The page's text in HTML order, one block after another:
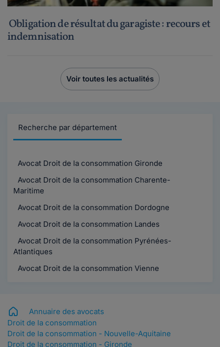
Obligation de résultat du garagiste : recours et
indemnisation
Voir toutes les actualités
Recherche par département
Avocat Droit de la consommation Gironde
Avocat Droit de la consommation Charente-
Maritime
Avocat Droit de la consommation Dordogne
Avocat Droit de la consommation Landes
Avocat Droit de la consommation Pyrénées-
Atlantiques
Avocat Droit de la consommation Vienne
Annuaire des avocats
Droit de la consommation
Droit de la consommation - Nouvelle-Aquitaine
Droit de la consommation - Gironde